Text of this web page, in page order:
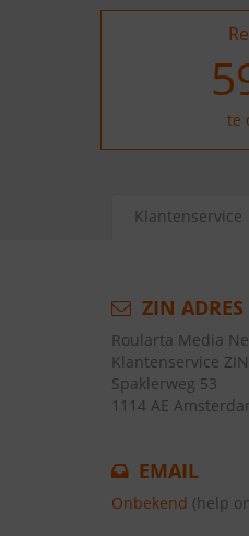
te
Klantenservice
ZIN ADRES
Roularta Media
Klantenservice ZIN
Spaklerweg 53
1114 AE
EMAIL
Onbekend (help